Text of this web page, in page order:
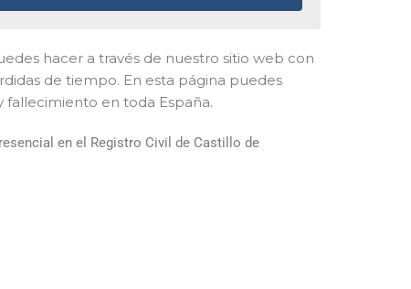
hacer a través de nuestro sitio web con
de tiempo. En esta página puedes
en toda España.
en el Registro Civil de Castillo de